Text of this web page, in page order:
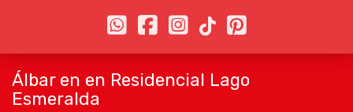
Álbar en en Residencial Lago
Esmeralda